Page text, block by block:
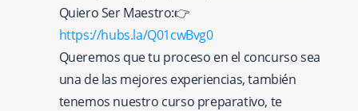
Quiero Ser Maestro:👉
https://hubs.la/Q01cwBvg0
Queremos que tu proceso en el concurso sea
una de las mejores experiencias, también
tenemos nuestro curso preparativo, te